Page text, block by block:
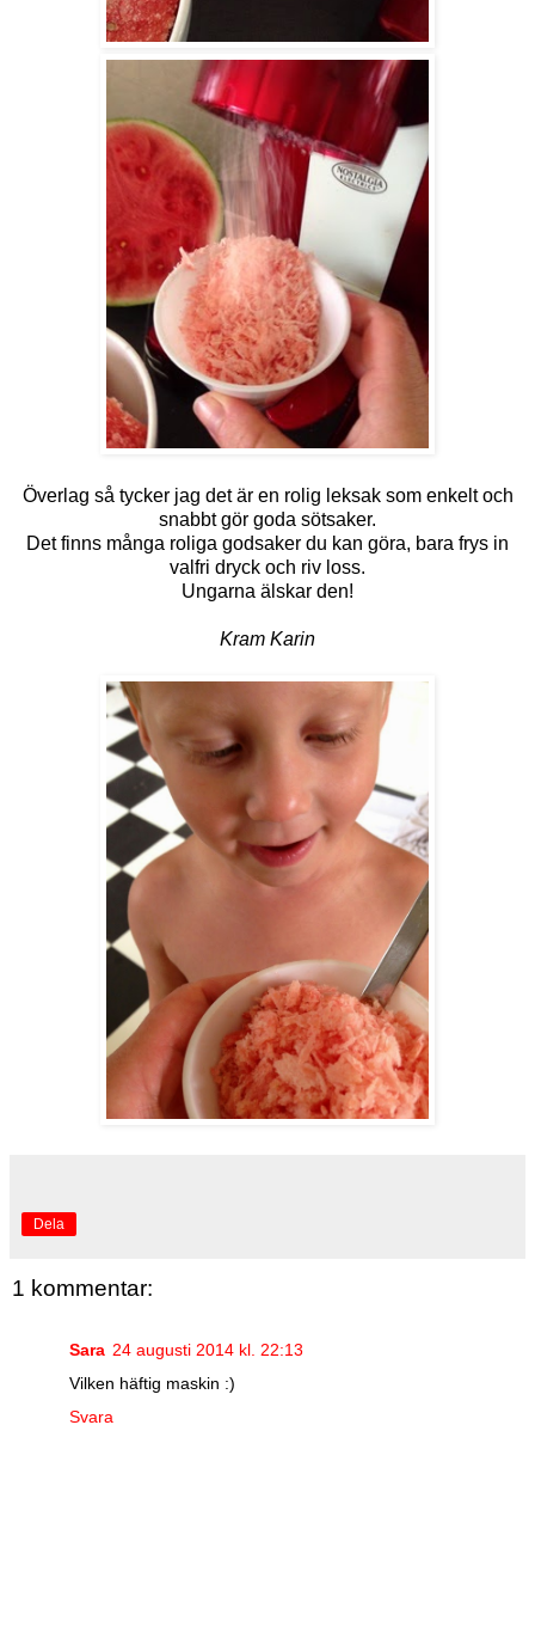
Överlag så tycker jag det är en rolig leksak som enkelt och
snabbt gör goda sötsaker.
Det finns många roliga godsaker du kan göra, bara frys in
valfri dryck och riv loss.
Ungarna älskar den!
Kram Karin
Dela
1 kommentar:
Sara 24 augusti 2014 kl. 22:13
Vilken häftig maskin :)
Svara